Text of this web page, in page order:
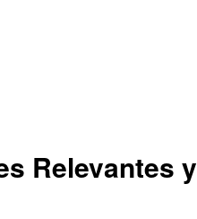
Relevantes y